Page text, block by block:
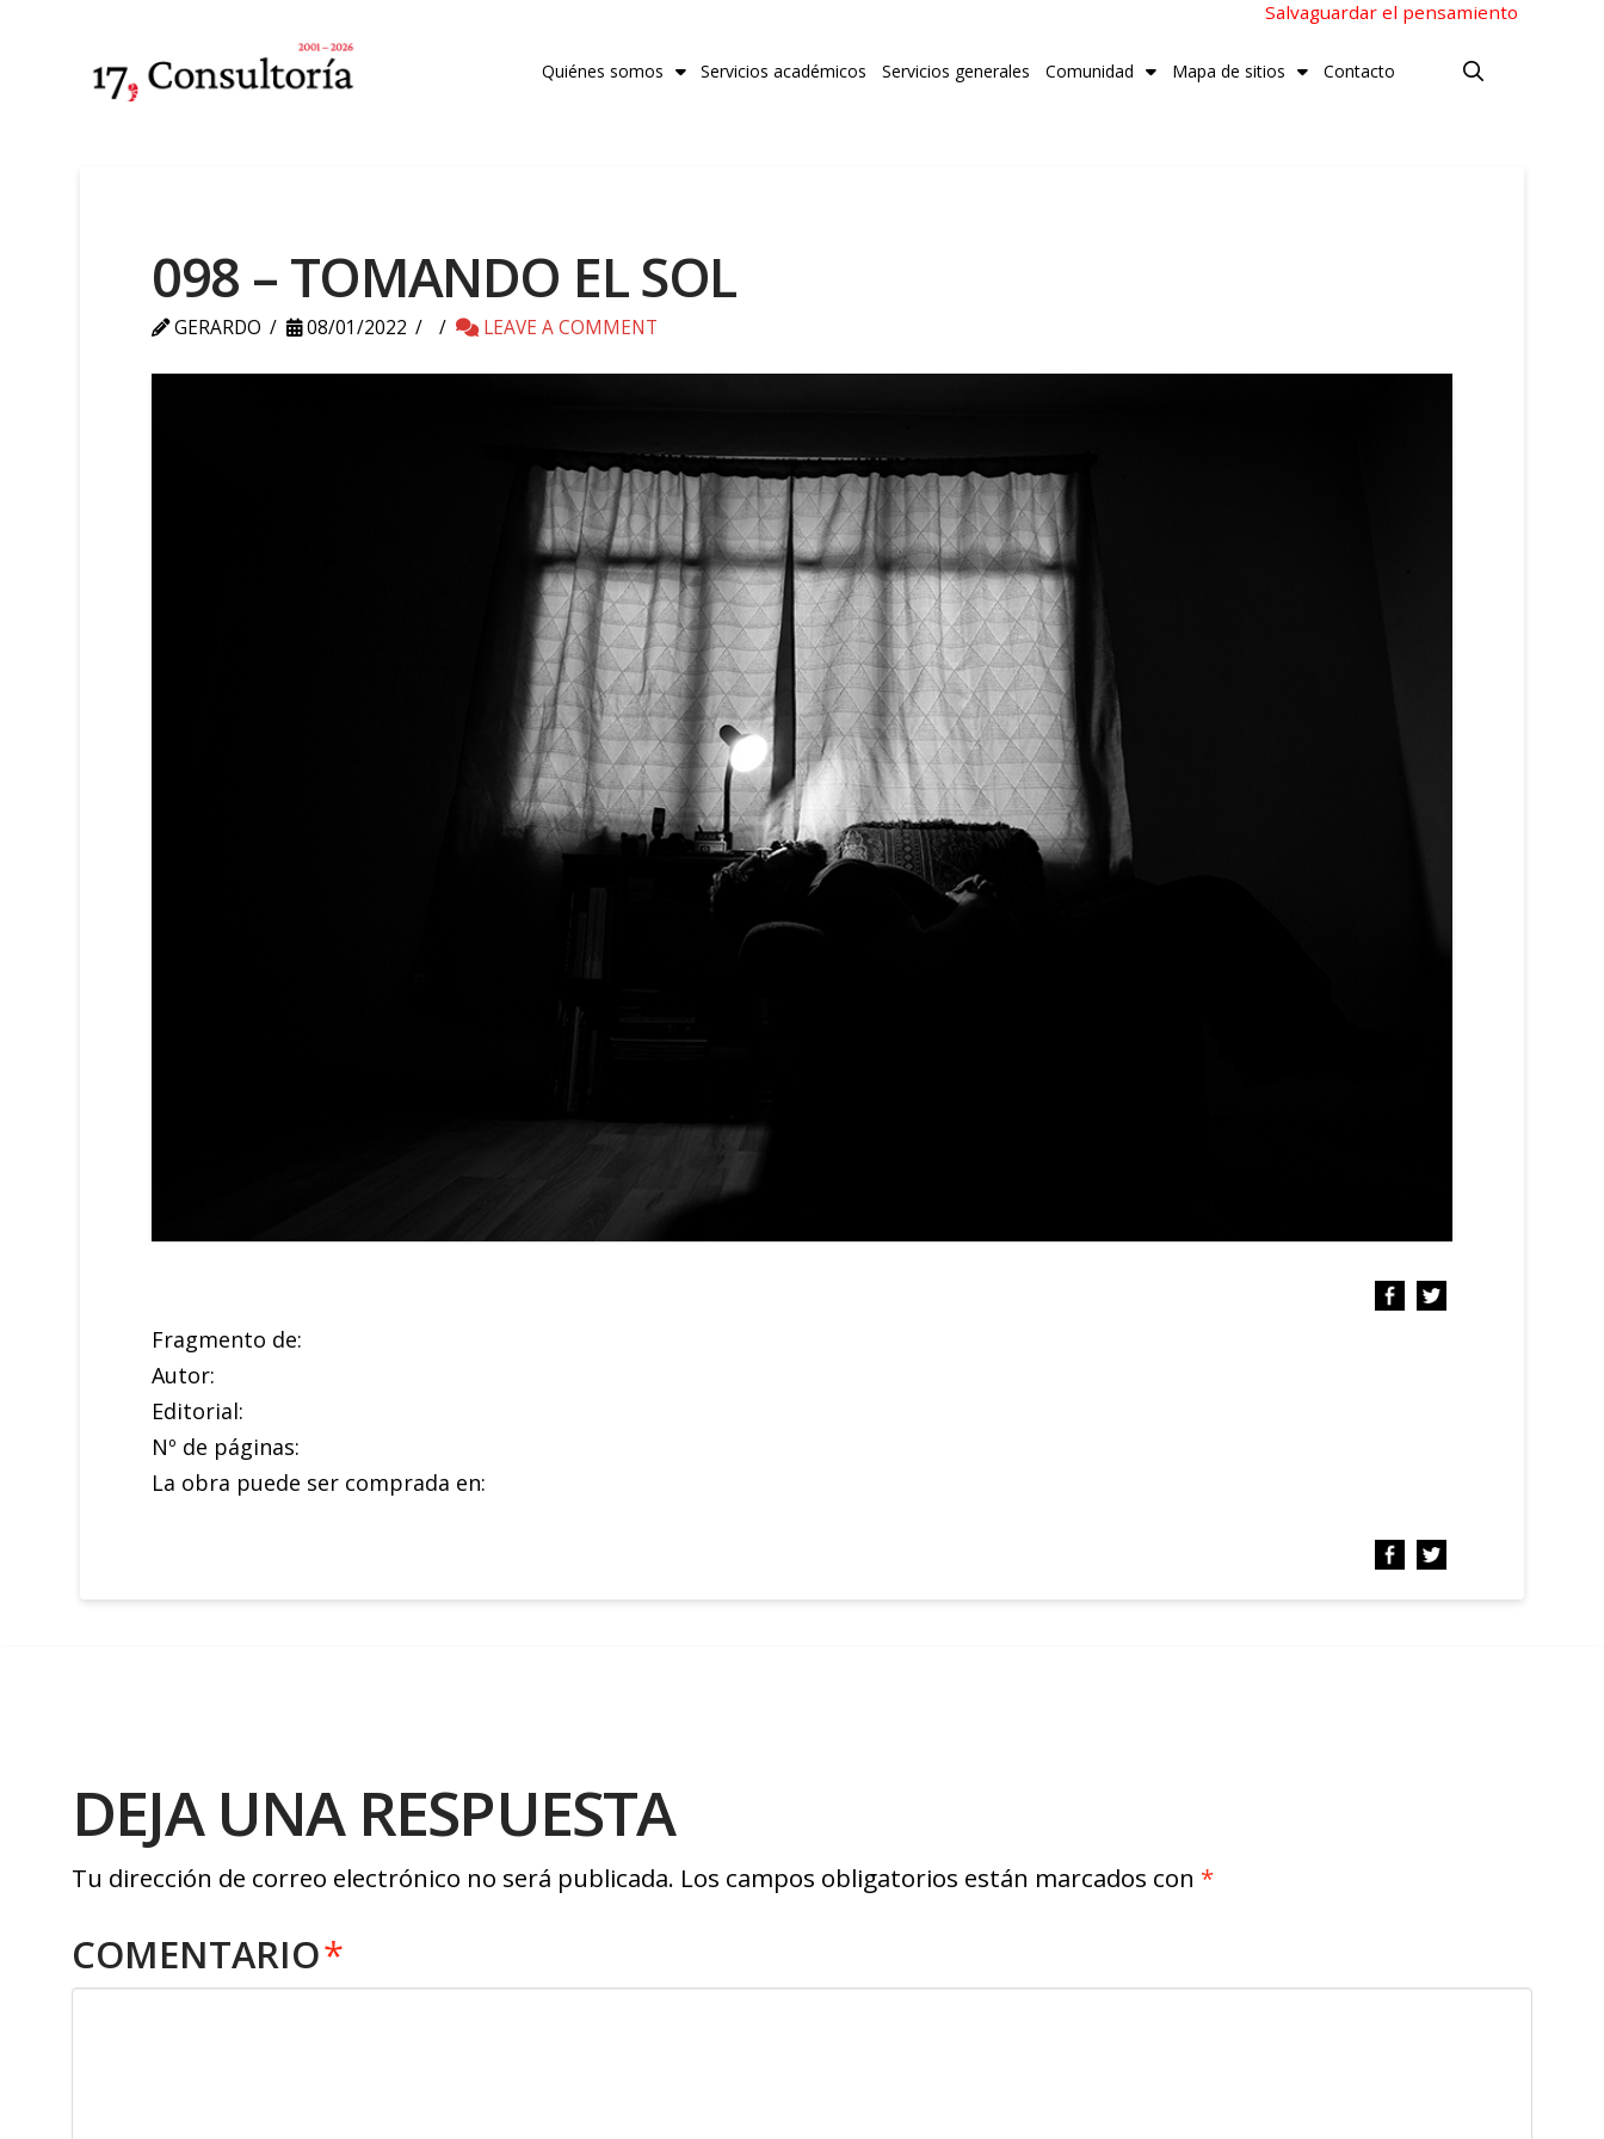
Salvaguardar el pensamiento
Quiénes somos Servicios académicos Servicios generales Comunidad Mapa de sitios Contacto
098 – TOMANDO EL SOL
GERARDO 08/01/2022 LEAVE A COMMENT
Fragmento de:
Autor:
Editorial:
Nº de páginas:
La obra puede ser comprada en:
DEJA UNA RESPUESTA
Tu dirección de correo electrónico no será publicada. Los campos obligatorios están marcados con *
COMENTARIO*